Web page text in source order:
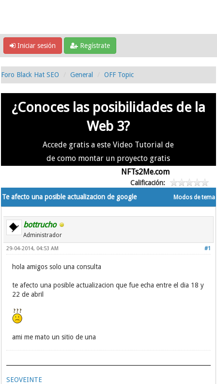
Iniciar sesión Regístrate
Foro Black Hat SEO General OFF Topic
¿Conoces las posibilidades de la
Web 3?
Accede gratis a este Video Tutorial de
de como montar un proyecto gratis
NFTs2Me.com
Calificación:
Modos de tema
Te afecto una posible actualizacion de google
bottrucho
Administrador
#1
29-04-2014, 04:53 AM
hola amigos solo una consulta
te afecto una posible actualizacion que fue echa entre el dia 18 y
22 de abril
ami me mato un sitio de una
SEOVEINTE